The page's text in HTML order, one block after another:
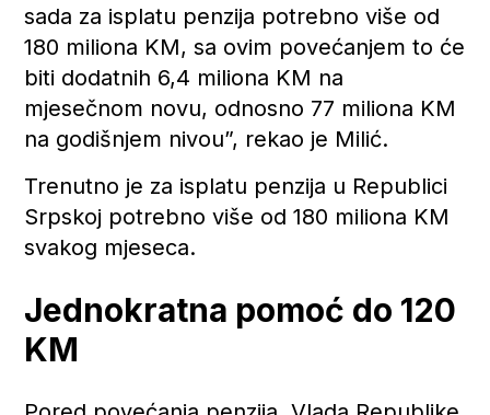
sada za isplatu penzija potrebno više od
180 miliona KM, sa ovim povećanjem to će
biti dodatnih 6,4 miliona KM na
mjesečnom novu, odnosno 77 miliona KM
na godišnjem nivou”, rekao je Milić.
Trenutno je za isplatu penzija u Republici
Srpskoj potrebno više od 180 miliona KM
svakog mjeseca.
Jednokratna pomoć do 120
KM